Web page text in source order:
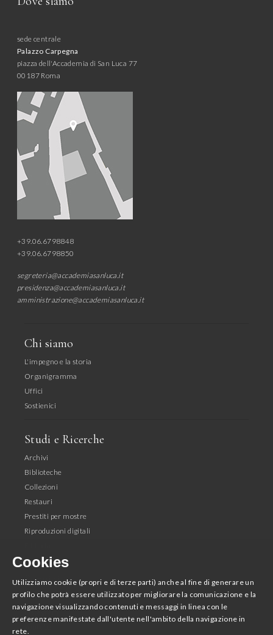
sede centrale
Palazzo Carpegna
piazza dell'Accademia di San Luca 77
00187 Roma
+39.06.6798848
+39.06.6798850
segreteria@accademiasanluca.it
presidenza@accademiasanluca.it
amministrazione@accademiasanluca.it
Chi siamo
L'impegno e la storia
Organigramma
Uffici
Sostienici
Studi e Ricerche
Archivi
Biblioteche
Collezioni
Restauri
Prestiti per mostre
Riproduzioni digitali
Seguici
Facebook
Instagram
Cookies
Utilizziamo cookie (propri e di terze parti) anche al fine di generare un
profilo che potrà essere utilizzato per migliorare la comunicazione e la
navigazione visualizzando contenuti e messaggi in linea con le
preferenze manifestate dall'utente nell'ambito della navigazione in
rete.